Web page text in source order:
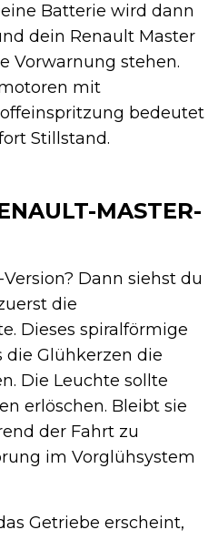
Batterie wird dann
dein Renault Master
Vorwarnung stehen.
mit
bedeutet
Stillstand.
MASTER-
Dann siehst du
die
Dieses spiralförmige
die Glühkerzen die
Die Leuchte sollte
erlöschen. Bleibt sie
der Fahrt zu
im Vorglühsystem
Getriebe erscheint,